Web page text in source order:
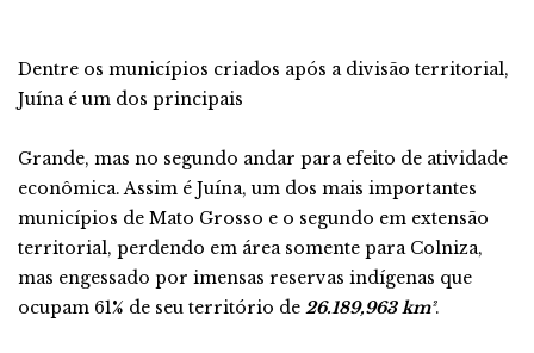
Dentre os municípios criados após a divisão territorial,
Juína é um dos principais
Grande, mas no segundo andar para efeito de atividade
econômica. Assim é Juína, um dos mais importantes
municípios de Mato Grosso e o segundo em extensão
territorial, perdendo em área somente para Colniza,
mas engessado por imensas reservas indígenas que
ocupam 61% de seu território de 26.189,963 km².